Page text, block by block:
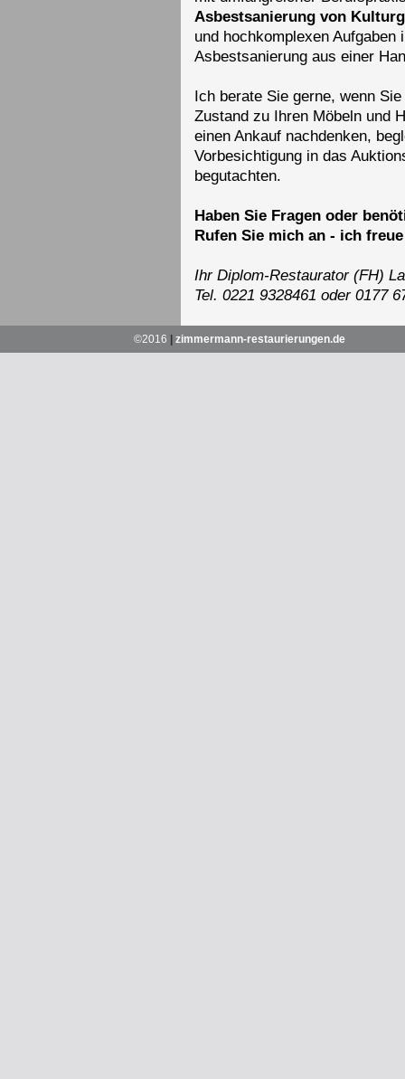
Asbestsanierung von
und hochkomplexen
Asbestsanierung aus einer
Ich berate Sie gerne, wenn
Zustand zu Ihren Möbeln und
einen Ankauf nachdenken,
Vorbesichtigung in das
begutachten.
Haben Sie Fragen oder
Rufen Sie mich an - ich
Ihr Diplom-Restaurator (FH)
Tel. 0221 9328461 oder 0177
©2016 zimmermann-restaurierungen.de